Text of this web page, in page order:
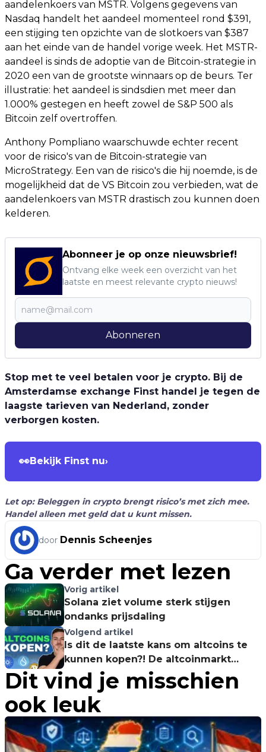
aandelenkoers van MSTR. Volgens gegevens van
Nasdaq handelt het aandeel momenteel rond $391,
een stijging ten opzichte van de slotkoers van $387
aan het einde van de handel vorige week. Het MSTR-
aandeel is sinds de adoptie van de Bitcoin-strategie in
2020 een van de grootste winnaars op de beurs. Ter
illustratie: het aandeel is sindsdien met meer dan
1.000% gestegen en heeft zowel de S&P 500 als
Bitcoin zelf overtroffen.
Anthony Pompliano waarschuwde echter recent
voor de risico's van de Bitcoin-strategie van
MicroStrategy. Een van de risico's die hij noemde, is de
mogelijkheid dat de VS Bitcoin zou verbieden, wat de
aandelenkoers van MSTR drastisch zou kunnen doen
kelderen.
Abonneer je op onze nieuwsbrief!
Ontvang elke week een overzicht van het
laatste en meest relevante crypto nieuws!
Abonneren
Stop met te veel betalen voor je crypto. Bij de
Amsterdamse exchange Finst handel je tegen de
laagste tarieven van Nederland, zonder
verborgen kosten.
👀Bekijk Finst nu›
Let op: Beleggen in crypto brengt risico’s met zich mee.
Handel alleen met geld dat u kunt missen.
door Dennis Scheenjes
Ga verder met lezen
Vorig artikel
Solana ziet volume sterk stijgen
ondanks prijsdaling
Volgend artikel
Is dit de laatste kans om altcoins te
kunnen kopen?! De altcoinmarkt
ontploft!
Dit vind je misschien
ook leuk